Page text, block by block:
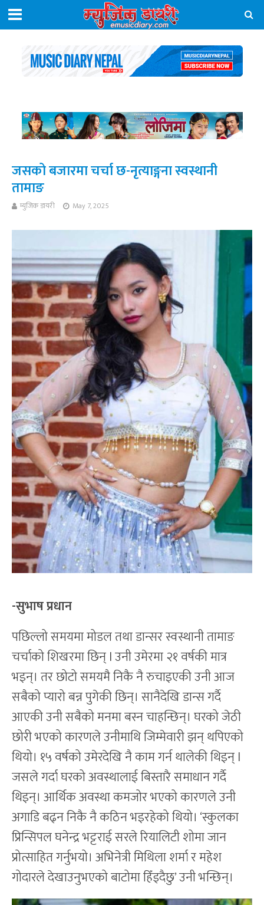
जसको बजारमा चर्चा छ-नृत्याङ्गना स्वस्थानी
तामाङ
म्युजिक डायरी May 7, 2025
-सुभाष प्रधान
पछिल्लो समयमा मोडल तथा डान्सर स्वस्थानी तामाङ
चर्चाको शिखरमा छिन् l उनी उमेरमा २१ वर्षकी मात्र
भइन्। तर छोटो समयमै निकै नै रुचाइएकी उनी आज
सबैको प्यारो बन्न पुगेकी छिन्। सानैदेखि डान्स गर्दै
आएकी उनी सबैको मनमा बस्न चाहन्छिन्। घरको जेठी
छोरी भएको कारणले उनीमाथि जिम्मेवारी झन् थपिएको
थियो। १५ वर्षको उमेरदेखि नै काम गर्न थालेकी थिइन् l
जसले गर्दा घरको अवस्थालाई बिस्तारै समाधान गर्दै
थिइन्। आर्थिक अवस्था कमजोर भएको कारणले उनी
अगाडि बढ्न निकै नै कठिन भइरहेको थियो। ‘स्कुलका
प्रिन्सिपल घनेन्द्र भट्टराई सरले रियालिटी शोमा जान
प्रोत्साहित गर्नुभयो। अभिनेत्री मिथिला शर्मा र महेश
गोदारले देखाउनुभएको बाटोमा हिँड्दैछु’ उनी भन्छिन्।